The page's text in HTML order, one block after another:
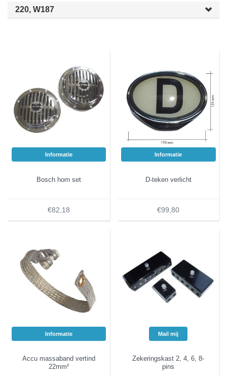
220, W187
Informatie
Bosch horn set
€82,18
Informatie
D-teken verlicht
€99,80
Informatie
Accu massaband vertind
22mm²
Mail mij
Zekeringskast 2, 4, 6, 8-
pins